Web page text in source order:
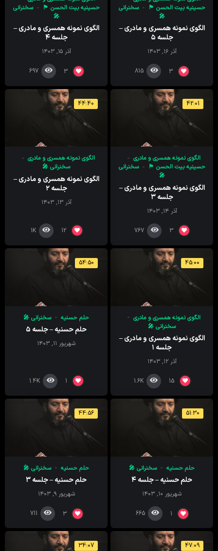
حسینیه بیت الحسن 🏴
سخنرانی
🎤
الگوی نمونه همسری و مادری –
جلسه ۵
آذر ۱۶, ۱۴۰۳
3
815
حسینیه بیت الحسن 🏴
سخنرانی
🎤
الگوی نمونه همسری و مادری –
جلسه ۴
آذر ۱۵, ۱۴۰۳
3
697
42:01
الگوی نمونه همسری و مادری
حسینیه بیت الحسن 🏴
سخنرانی
🎤
الگوی نمونه همسری و مادری –
جلسه ۳
آذر ۱۴, ۱۴۰۳
3
767
44:40
الگوی نمونه همسری و مادری
سخنرانی 🎤
الگوی نمونه همسری و مادری –
جلسه ۲
آذر ۱۳, ۱۴۰۳
12
1K
45:00
الگوی نمونه همسری و مادری
سخنرانی 🎤
الگوی نمونه همسری و مادری –
جلسه ۱
آذر ۱۲, ۱۴۰۳
15
1.6K
54:50
حلم حسنیه سخنرانی 🎤
حلم حسنیه – جلسه ۵
شهریور ۱۱, ۱۴۰۳
1
1.4K
51:30
حلم حسنیه سخنرانی 🎤
حلم حسنیه – جلسه ۴
شهریور ۱۰, ۱۴۰۳
1
665
44:56
حلم حسنیه سخنرانی 🎤
حلم حسنیه – جلسه ۳
شهریور ۹, ۱۴۰۳
3
711
47:09
34:07